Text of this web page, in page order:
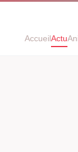
AccueilActu